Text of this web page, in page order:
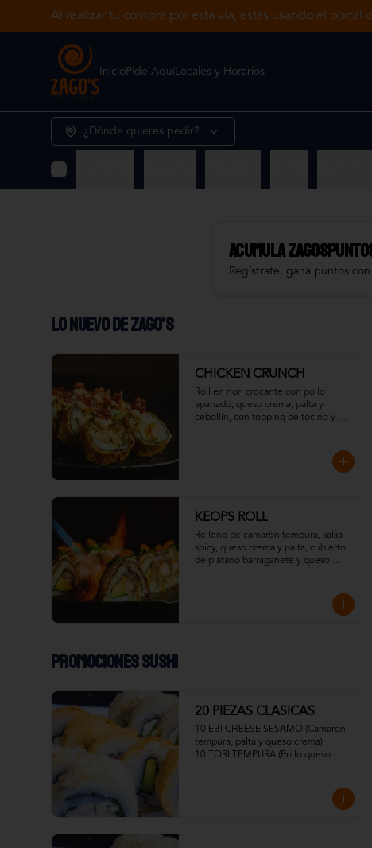
Al realizar tu compra por esta vía, estás usando el
InicioPide Aquí Locales y Horarios
¿Dónde quieres pedir?
Entradas calientes
Acumula
Regístrate, gana puntos
LO NUEVO DE ZAGO'S
CHICKEN CRUNCH
Roll en nori crocante con pollo
apanado, queso crema, palta y
cebollin, con topping de tocino y
KEOPS ROLL
Relleno de camarón tempura, salsa
spicy, queso crema y palta, cubierto
de plátano barraganete y queso
Promociones Sushi
20 PIEZAS CLASICAS
10 EBI CHEESE SESAMO (Camarón
tempura, palta y queso crema)
10 TORI TEMPURA (Pollo queso